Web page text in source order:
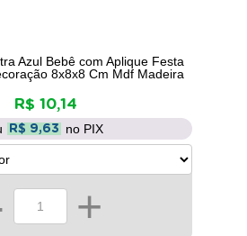
Azul Bebê com Aplique Festa
8x8x8 Cm Mdf Madeira
R$ 10,14
R$ 9,63 no PIX
+